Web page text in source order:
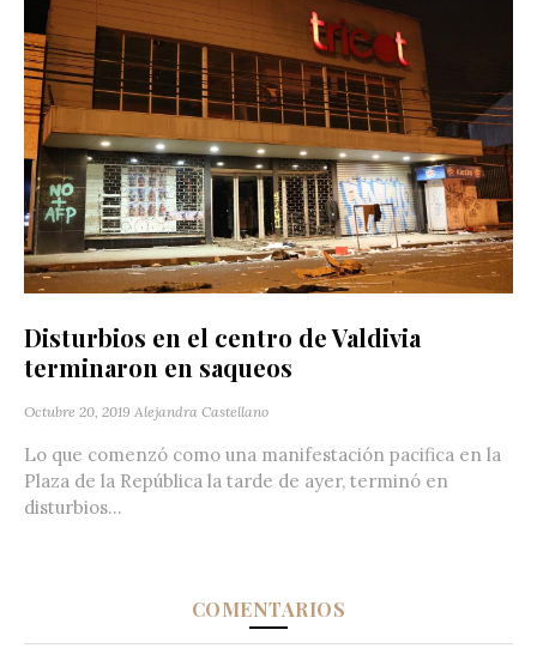
Disturbios en el centro de Valdivia
terminaron en saqueos
Octubre 20, 2019 Alejandra Castellano
Lo que comenzó como una manifestación pacifica en la
Plaza de la República la tarde de ayer, terminó en
disturbios...
COMENTARIOS